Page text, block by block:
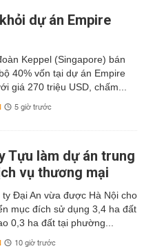
dự án Empire
Keppel (Singapore) bán
40% vốn tại dự án Empire
giá 270 triệu USD, chấm...
5 giờ trước
Tựu làm dự án trung
vụ thương mại
ty Đại An vừa được Hà Nội cho
mục đích sử dụng 3,4 ha đất
0,3 ha đất tại phường...
10 giờ trước